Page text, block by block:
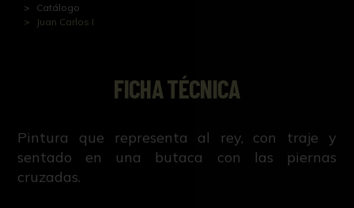
Catálogo
Juan Carlos I
FICHA TÉCNICA
Pintura que representa al rey, con traje y
sentado en una butaca con las piernas
cruzadas.